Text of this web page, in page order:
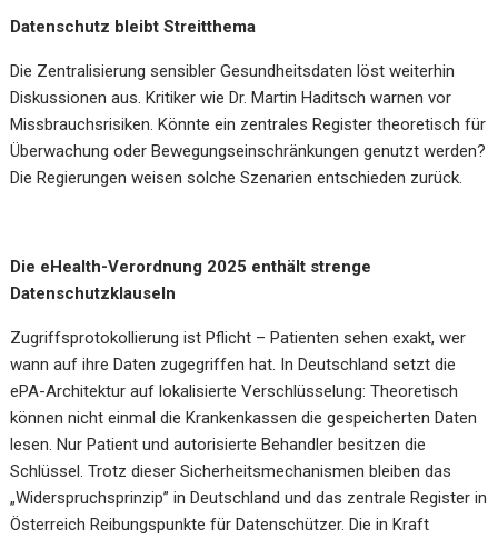
Datenschutz bleibt Streitthema
Die Zentralisierung sensibler Gesundheitsdaten löst weiterhin
Diskussionen aus. Kritiker wie Dr. Martin Haditsch warnen vor
Missbrauchsrisiken. Könnte ein zentrales Register theoretisch für
Überwachung oder Bewegungseinschränkungen genutzt werden?
Die Regierungen weisen solche Szenarien entschieden zurück.
Die eHealth-Verordnung 2025 enthält strenge
Datenschutzklauseln
Zugriffsprotokollierung ist Pflicht – Patienten sehen exakt, wer
wann auf ihre Daten zugegriffen hat. In Deutschland setzt die
ePA-Architektur auf lokalisierte Verschlüsselung: Theoretisch
können nicht einmal die Krankenkassen die gespeicherten Daten
lesen. Nur Patient und autorisierte Behandler besitzen die
Schlüssel. Trotz dieser Sicherheitsmechanismen bleiben das
„Widerspruchsprinzip” in Deutschland und das zentrale Register in
Österreich Reibungspunkte für Datenschützer. Die in Kraft